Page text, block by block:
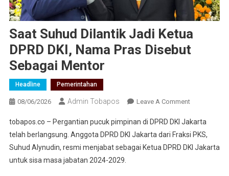
Saat Suhud Dilantik Jadi Ketua
DPRD DKI, Nama Pras Disebut
Sebagai Mentor
Headline Pemerintahan
08/06/2026 Admin Tobapos Leave A CommentOn Saat
Dilantik
Jadi
Ketua
tobapos.co – Pergantian pucuk pimpinan di DPRD DKI Jakarta
telah berlangsung. Anggota DPRD DKI Jakarta dari Fraksi PKS,
Suhud Alynudin, resmi menjabat sebagai Ketua DPRD DKI Jakarta
untuk sisa masa jabatan 2024-2029.